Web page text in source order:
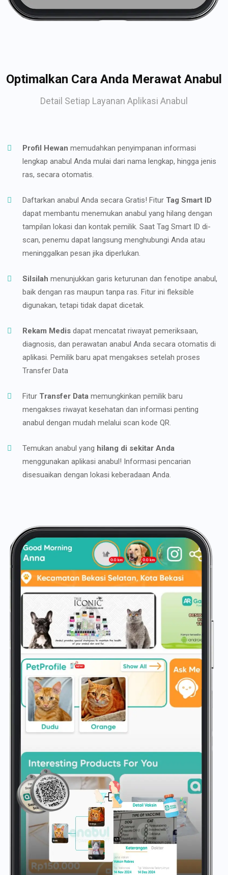
Optimalkan Cara Anda Merawat Anabul
Detail Setiap Layanan Aplikasi Anabul
Profil Hewan memudahkan penyimpanan informasi
lengkap anabul Anda mulai dari nama lengkap, hingga jenis
ras, secara otomatis.
Daftarkan anabul Anda secara Gratis! Fitur Tag Smart ID
dapat membantu menemukan anabul yang hilang dengan
tampilan lokasi dan kontak pemilik. Saat Tag Smart ID di-
scan, penemu dapat langsung menghubungi Anda atau
meninggalkan pesan jika diperlukan.
Silsilah menunjukkan garis keturunan dan fenotipe anabul,
baik dengan ras maupun tanpa ras. Fitur ini fleksible
digunakan, tetapi tidak dapat dicetak.
Rekam Medis dapat mencatat riwayat pemeriksaan,
diagnosis, dan perawatan anabul Anda secara otomatis di
aplikasi. Pemilik baru apat mengakses setelah proses
Transfer Data
Fitur Transfer Data memungkinkan pemilik baru
mengakses riwayat kesehatan dan informasi penting
anabul dengan mudah melalui scan kode QR.
Temukan anabul yang hilang di sekitar Anda
menggunakan aplikasi anabul! Informasi pencarian
disesuaikan dengan lokasi keberadaan Anda.